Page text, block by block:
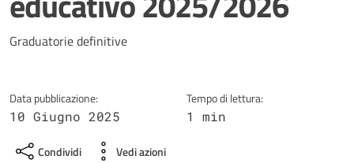
Dettagli della notizia
Graduatorie definitive
Data pubblicazione:
10 Giugno 2025
Tempo di lettura:
1 min
Condividi Vedi azioni